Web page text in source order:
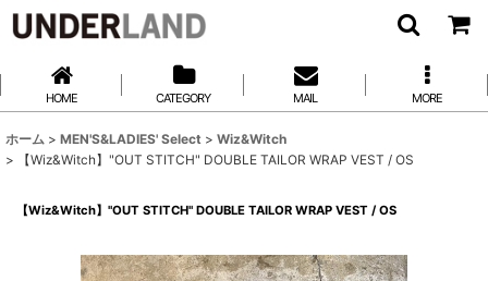
HOME CATEGORY MAIL MORE
ホーム > MEN'S&LADIES' Select > Wiz&Witch
>
【Wiz&Witch】"OUT STITCH" DOUBLE TAILOR WRAP VEST / OS
【Wiz&Witch】"OUT STITCH" DOUBLE TAILOR WRAP VEST / OS